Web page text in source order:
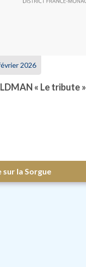
2026
« Le tribute »
sur la Sorgue